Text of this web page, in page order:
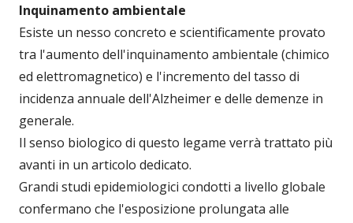
Inquinamento ambientale
Esiste un nesso concreto e scientificamente provato
tra l'aumento dell'inquinamento ambientale (chimico
ed elettromagnetico) e l'incremento del tasso di
incidenza annuale dell'Alzheimer e delle demenze in
generale.
Il senso biologico di questo legame verrà trattato più
avanti in un articolo dedicato.
Grandi studi epidemiologici condotti a livello globale
confermano che l'esposizione prolungata alle